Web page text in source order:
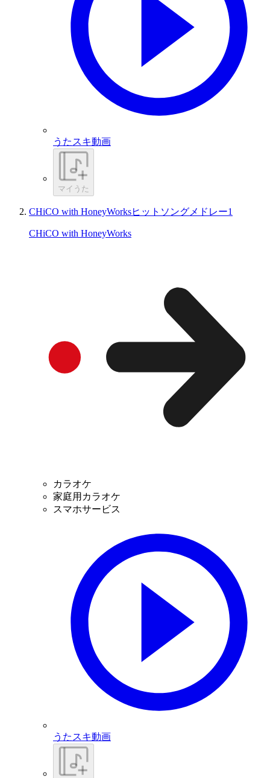
うたスキ動画
マイうた
CHiCO with HoneyWorksヒットソングメドレー1
CHiCO with HoneyWorks
カラオケ
家庭用カラオケ
スマホサービス
うたスキ動画